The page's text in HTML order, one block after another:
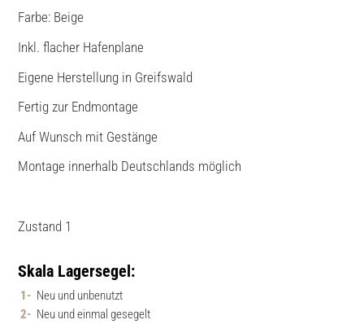
Farbe: Beige
Inkl. flacher Hafenplane
Eigene Herstellung in Greifswald
Fertig zur Endmontage
Auf Wunsch mit Gestänge
Montage innerhalb Deutschlands möglich
Zustand 1
Skala Lagersegel:
Neu und unbenutzt
Neu und einmal gesegelt